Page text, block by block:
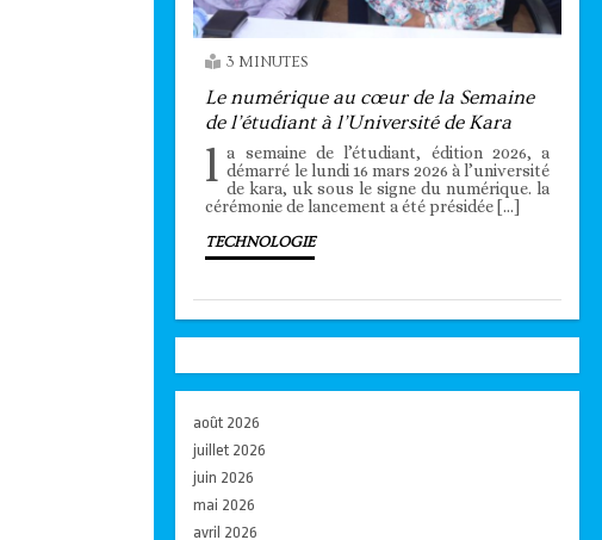
3 MINUTES
Le numérique au cœur de la Semaine
de l’étudiant à l’Université de Kara
l a semaine de l’étudiant, édition 2026, a
démarré le lundi 16 mars 2026 à l’université
de kara, uk sous le signe du numérique. la
cérémonie de lancement a été présidée […]
TECHNOLOGIE
août 2026
juillet 2026
juin 2026
mai 2026
avril 2026